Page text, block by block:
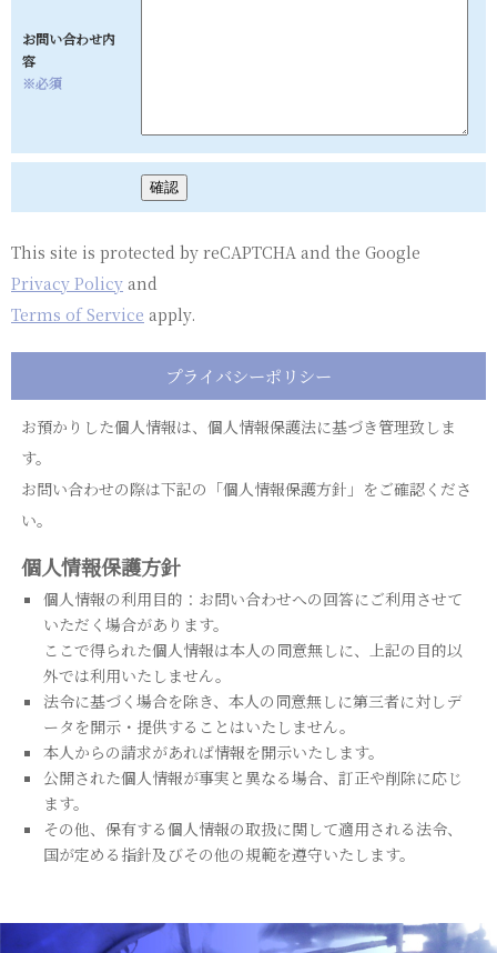
お問い合わせ内
容
※必須
This site is protected by reCAPTCHA and the Google
Privacy Policy and
Terms of Service apply.
プライバシーポリシー
お預かりした個人情報は、個人情報保護法に基づき管理致しま
す。
お問い合わせの際は下記の「個人情報保護方針」をご確認くださ
い。
個人情報保護方針
個人情報の利用目的：お問い合わせへの回答にご利用させて
いただく場合があります。
ここで得られた個人情報は本人の同意無しに、上記の目的以
外では利用いたしません。
法令に基づく場合を除き、本人の同意無しに第三者に対しデ
ータを開示・提供することはいたしません。
本人からの請求があれば情報を開示いたします。
公開された個人情報が事実と異なる場合、訂正や削除に応じ
ます。
その他、保有する個人情報の取扱に関して適用される法令、
国が定める指針及びその他の規範を遵守いたします。